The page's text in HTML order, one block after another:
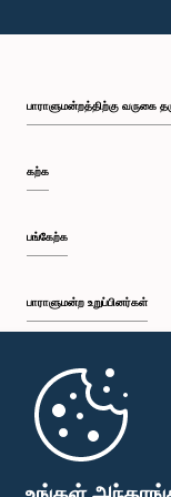
பாராளுமன்றத்திற்கு வருகை
கற்க
பங்கேற்க
பாராளுமன்ற உறுப்பினர்கள்
முதற்பக்கம்
பாராளுமன்ற கையடக்க செயலி